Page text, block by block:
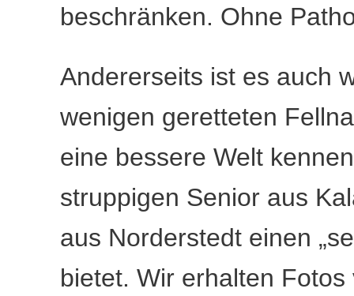
beschränken. Ohne
Andererseits ist es auch
wenigen geretteten
eine bessere Welt
struppigen Senior aus
aus Norderstedt einen
bietet. Wir erhalten